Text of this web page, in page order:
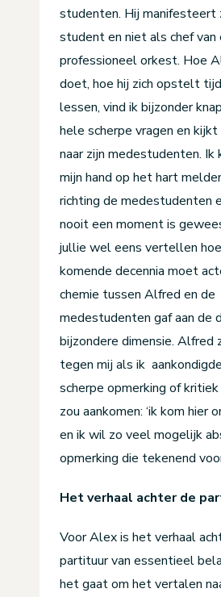
studenten. Hij manifesteert
student en niet als chef van
professioneel orkest. Hoe
doet, hoe hij zich opstelt
lessen, vind ik bijzonder
hele scherpe vragen en
naar zijn medestudenten. Ik
mijn hand op het hart
richting de medestudenten
nooit een moment is
jullie wel eens vertellen
komende decennia moet
chemie tussen Alfred en de
medestudenten gaf aan de
bijzondere dimensie. Alfred
tegen mij als ik
scherpe opmerking of
zou aankomen: ‘ik kom hier
en ik wil zo veel mogelijk
opmerking die tekenend
Het verhaal achter de
Voor Alex is het verhaal
partituur van essentieel
het gaat om het vertalen